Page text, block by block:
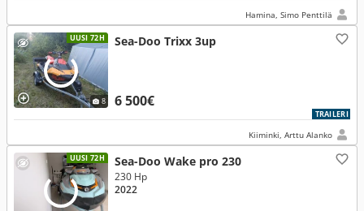
Hamina, Simo Penttilä
UUSI 72H
8
Sea-Doo Trixx 3up
6 500€
TRAILERI
Kiiminki, Arttu Alanko
UUSI 72H Sea-Doo Wake pro 230
230 Hp
2022